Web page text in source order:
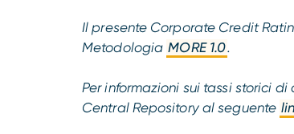
Il presente Corporate Credit
Metodologia MORE 1.0.
Per informazioni sui tassi storici
Central Repository al seguente